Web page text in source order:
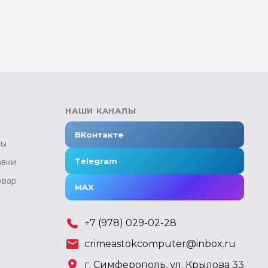
НАШИ КАНАЛЫ
ВКонтакте
Telegram
MAX
+7 (978) 029-02-28
crimeastokcomputer@inbox.ru
г. Симферополь, ул. Крылова 33